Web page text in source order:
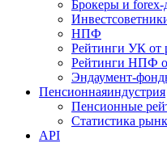
Брокеры и
НПФ
Рейтинги УК от
Рейтинги НПФ
Эндаумент-
Пенсионнаяиндустрия
Пенсионные
Статистика
API